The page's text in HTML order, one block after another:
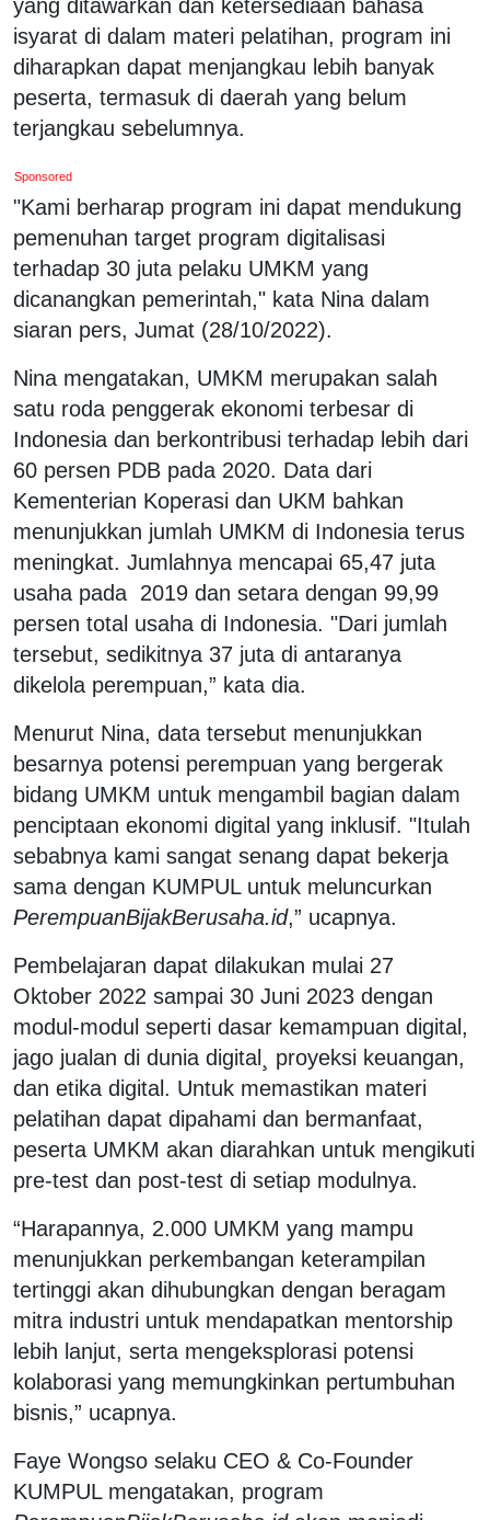
yang ditawarkan dan ketersediaan bahasa
isyarat di dalam materi pelatihan, program ini
diharapkan dapat menjangkau lebih banyak
peserta, termasuk di daerah yang belum
terjangkau sebelumnya.
Sponsored
"Kami berharap program ini dapat mendukung
pemenuhan target program digitalisasi
terhadap 30 juta pelaku UMKM yang
dicanangkan pemerintah," kata Nina dalam
siaran pers, Jumat (28/10/2022).
Nina mengatakan, UMKM merupakan salah
satu roda penggerak ekonomi terbesar di
Indonesia dan berkontribusi terhadap lebih dari
60 persen PDB pada 2020. Data dari
Kementerian Koperasi dan UKM bahkan
menunjukkan jumlah UMKM di Indonesia terus
meningkat. Jumlahnya mencapai 65,47 juta
usaha pada 2019 dan setara dengan 99,99
persen total usaha di Indonesia. "Dari jumlah
tersebut, sedikitnya 37 juta di antaranya
dikelola perempuan,” kata dia.
Menurut Nina, data tersebut menunjukkan
besarnya potensi perempuan yang bergerak
bidang UMKM untuk mengambil bagian dalam
penciptaan ekonomi digital yang inklusif. "Itulah
sebabnya kami sangat senang dapat bekerja
sama dengan KUMPUL untuk meluncurkan
PerempuanBijakBerusaha.id,” ucapnya.
Pembelajaran dapat dilakukan mulai 27
Oktober 2022 sampai 30 Juni 2023 dengan
modul-modul seperti dasar kemampuan digital,
jago jualan di dunia digital¸ proyeksi keuangan,
dan etika digital. Untuk memastikan materi
pelatihan dapat dipahami dan bermanfaat,
peserta UMKM akan diarahkan untuk mengikuti
pre-test dan post-test di setiap modulnya.
“Harapannya, 2.000 UMKM yang mampu
menunjukkan perkembangan keterampilan
tertinggi akan dihubungkan dengan beragam
mitra industri untuk mendapatkan mentorship
lebih lanjut, serta mengeksplorasi potensi
kolaborasi yang memungkinkan pertumbuhan
bisnis,” ucapnya.
Faye Wongso selaku CEO & Co-Founder
KUMPUL mengatakan, program